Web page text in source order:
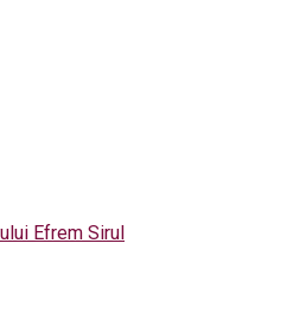
Efrem Sirul